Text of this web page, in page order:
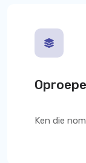
Oproepe
Ken die